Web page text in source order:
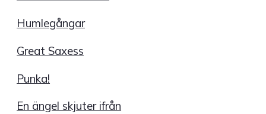
Humlegångar
Great Saxess
Punka!
En ängel skjuter ifrån